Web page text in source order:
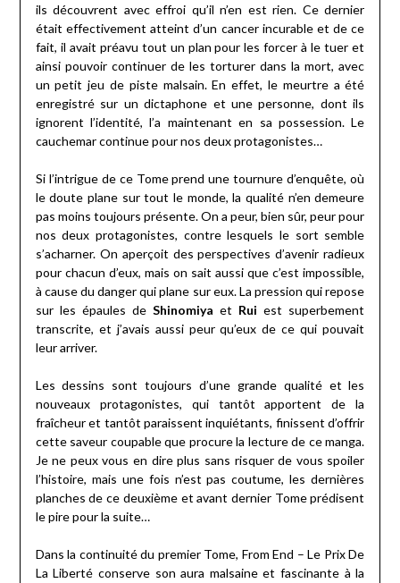
ils découvrent avec effroi qu’il n’en est rien. Ce dernier
était effectivement atteint d’un cancer incurable et de ce
fait, il avait préavu tout un plan pour les forcer à le tuer et
ainsi pouvoir continuer de les torturer dans la mort, avec
un petit jeu de piste malsain. En effet, le meurtre a été
enregistré sur un dictaphone et une personne, dont ils
ignorent l’identité, l’a maintenant en sa possession. Le
cauchemar continue pour nos deux protagonistes…
Si l’intrigue de ce Tome prend une tournure d’enquête, où
le doute plane sur tout le monde, la qualité n’en demeure
pas moins toujours présente. On a peur, bien sûr, peur pour
nos deux protagonistes, contre lesquels le sort semble
s’acharner. On aperçoit des perspectives d’avenir radieux
pour chacun d’eux, mais on sait aussi que c’est impossible,
à cause du danger qui plane sur eux. La pression qui repose
sur les épaules de Shinomiya et Rui est superbement
transcrite, et j’avais aussi peur qu’eux de ce qui pouvait
leur arriver.
Les dessins sont toujours d’une grande qualité et les
nouveaux protagonistes, qui tantôt apportent de la
fraîcheur et tantôt paraissent inquiétants, finissent d’offrir
cette saveur coupable que procure la lecture de ce manga.
Je ne peux vous en dire plus sans risquer de vous spoiler
l’histoire, mais une fois n’est pas coutume, les dernières
planches de ce deuxième et avant dernier Tome prédisent
le pire pour la suite…
Dans la continuité du premier Tome, From End – Le Prix De
La Liberté conserve son aura malsaine et fascinante à la